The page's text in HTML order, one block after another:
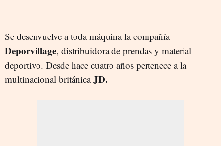
Se desenvuelve a toda máquina la compañía
Deporvillage, distribuidora de prendas y material
deportivo. Desde hace cuatro años pertenece a la
multinacional británicaJD.